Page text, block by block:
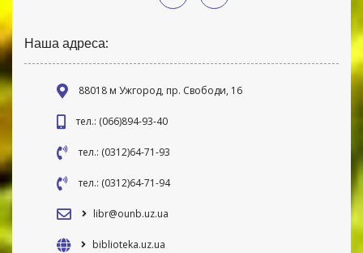
Наша адреса:
88018 м Ужгород, пр. Свободи, 16
тел.: (066)894-93-40
тел.: (0312)64-71-93
тел.: (0312)64-71-94
libr@ounb.uz.ua
biblioteka.uz.ua